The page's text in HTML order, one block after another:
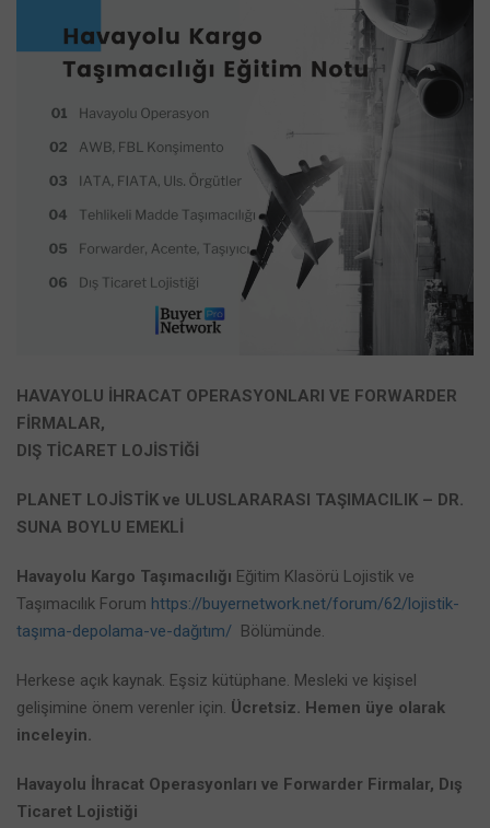
HAVAYOLU İHRACAT OPERASYONLARI VE FORWARDER
FİRMALAR,
DIŞ TİCARET LOJİSTİĞİ
PLANET LOJİSTİK ve ULUSLARARASI TAŞIMACILIK – DR.
SUNA BOYLU EMEKLİ
Havayolu Kargo Taşımacılığı Eğitim Klasörü Lojistik ve
Taşımacılık Forum https://buyernetwork.net/forum/62/lojistik-
taşıma-depolama-ve-dağıtım/ Bölümünde.
Herkese açık kaynak. Eşsiz kütüphane. Mesleki ve kişisel
gelişimine önem verenler için. Ücretsiz. Hemen üye olarak
inceleyin.
Havayolu İhracat Operasyonları ve Forwarder Firmalar, Dış
Ticaret Lojistiği